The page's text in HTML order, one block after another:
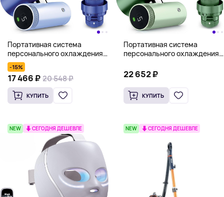
Портативная система
персонального охлаждения
Shark ChillPill 3-in-1, синий
-15%
17 466 ₽ 20 548 ₽
КУПИТЬ
Портативная система
персонального охлаждения
22 652 ₽
КУПИТЬ
NEW СЕГОДНЯ ДЕШЕВЛЕ NEW СЕГОДНЯ ДЕШЕВЛЕ